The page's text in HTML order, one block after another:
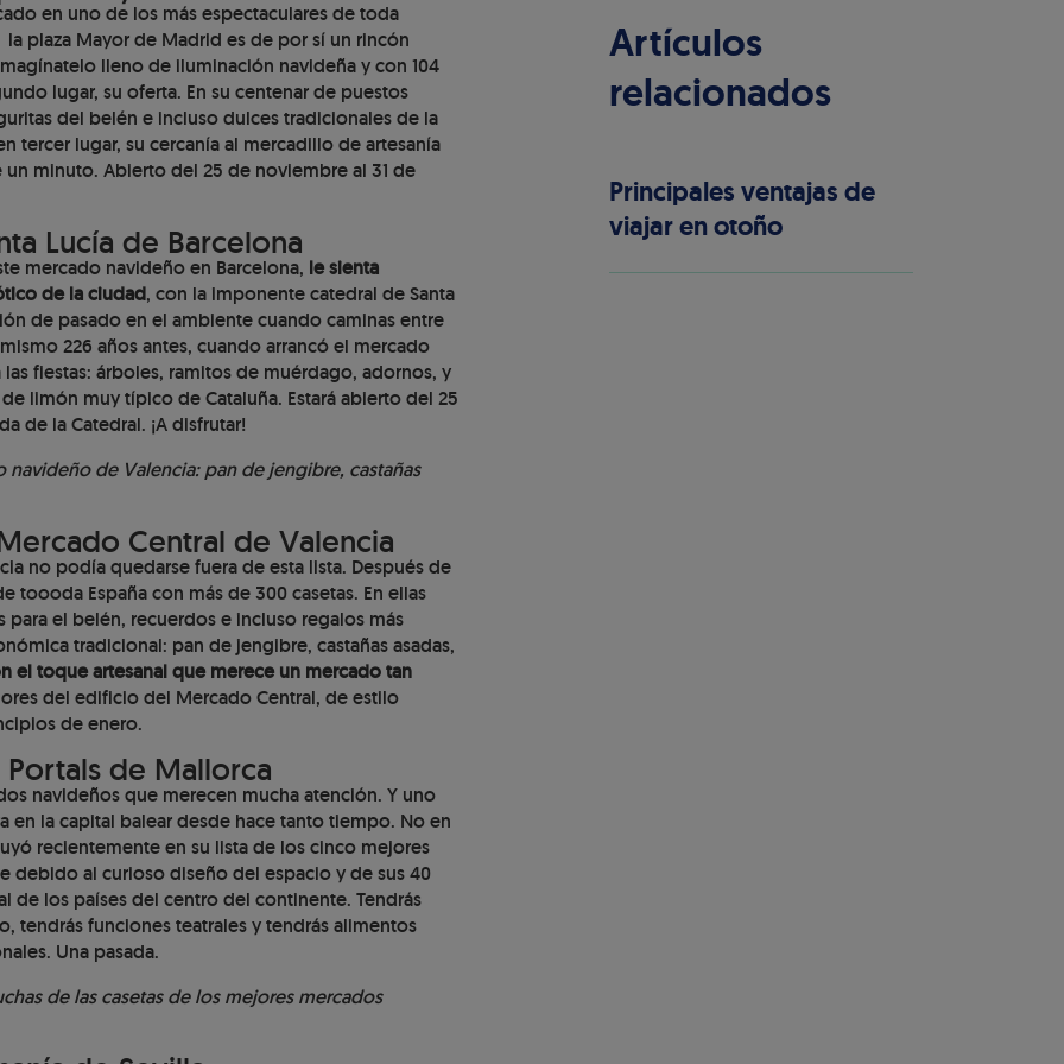
en uno de los más espectaculares de toda
plaza Mayor de Madrid es de por sí un rincón
lleno de iluminación navideña y con 104
lugar, su oferta. En su centenar de puestos
del belén e incluso dulces tradicionales de la
tercer lugar, su cercanía al mercadillo de artesanía
un minuto. Abierto del 25 de noviembre al 31 de
Lucía de Barcelona
mercado navideño en Barcelona, le sienta
de la ciudad, con la imponente catedral de Santa
de pasado en el ambiente cuando caminas entre
226 años antes, cuando arrancó el mercado
fiestas: árboles, ramitos de muérdago, adornos, y
limón muy típico de Cataluña. Estará abierto del 25
de la Catedral. ¡A disfrutar!
de Valencia: pan de jengibre, castañas
Central de Valencia
no podía quedarse fuera de esta lista. Después de
España con más de 300 casetas. En ellas
el belén, recuerdos e incluso regalos más
tradicional: pan de jengibre, castañas asadas,
el toque artesanal que merece un mercado tan
del edificio del Mercado Central, de estilo
de enero.
de Mallorca
navideños que merecen mucha atención. Y uno
en la capital balear desde hace tanto tiempo. No en
recientemente en su lista de los cinco mejores
debido al curioso diseño del espacio y de sus 40
de los países del centro del continente. Tendrás
tendrás funciones teatrales y tendrás alimentos
Una pasada.
de las casetas de los mejores mercados
Artículos
relacionados
Principales ventajas de
viajar en otoño